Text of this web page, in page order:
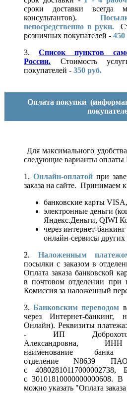
сроки доставки всегда
консультантов).
непосредственно в руки.
розничных покупателей - 450
3. Список пунктов
России.
Стоимость
покупателей - 350 руб.
Оплата покупки
Для максимального
следующие варианты оплаты
1. Онлайн-оплатой при
заказа на сайте. Принимаем к
банковские карты
электронные деньги
Яндекс.Деньги, QIWI
через интернет-
онлайн-сервисы других
2. Наложенным
посылки с заказом в
Оплата заказа банковской
в почтовом отделении при
Комиссия за наложенный
3.Банковским переводом
через Интернет-банкинг,
Онлайн). Реквизиты
- ИП
Александровна, ИНН
наименование
отделение N8639
с
с 30101810000000000608. В
можно указать "Оплата